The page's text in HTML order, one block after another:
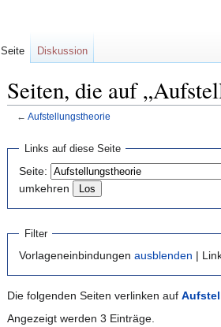
Seiten, die auf
← Aufstellungstheorie
Navigation
springen
springen
Links auf diese Seite
Seite:
umkehren
Filter
Vorlageneinbindungen ausblenden |
Die folgenden Seiten verlinken auf
Angezeigt werden 3 Einträge.
Seite Diskussion